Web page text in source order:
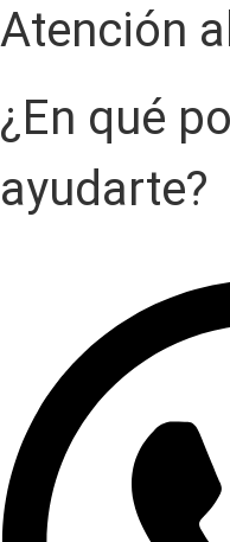
Atención
¿En qué
ayudarte?